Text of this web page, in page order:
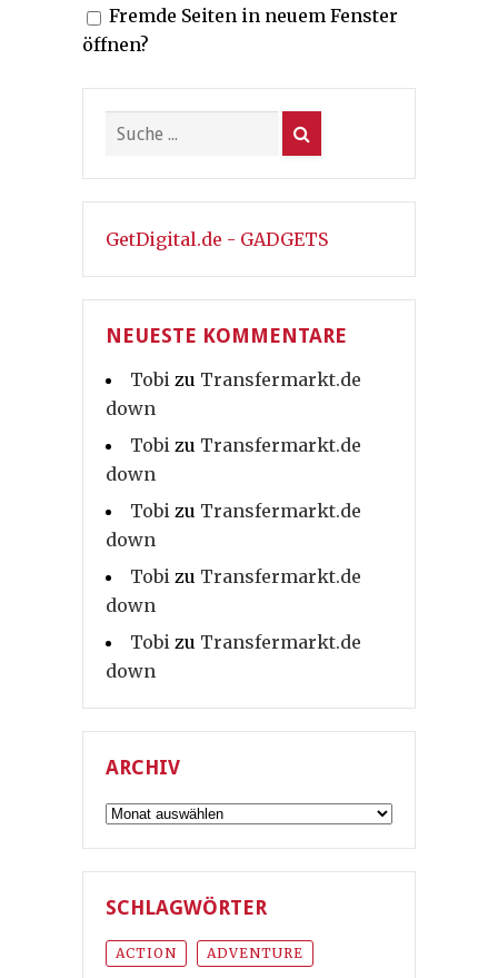
Fremde Seiten in neuem Fenster
öffnen?
GetDigital.de - GADGETS
NEUESTE KOMMENTARE
Tobi zu Transfermarkt.de
down
Tobi zu Transfermarkt.de
down
Tobi zu Transfermarkt.de
down
Tobi zu Transfermarkt.de
down
Tobi zu Transfermarkt.de
down
ARCHIV
Archiv
SCHLAGWÖRTER
ACTION ADVENTURE